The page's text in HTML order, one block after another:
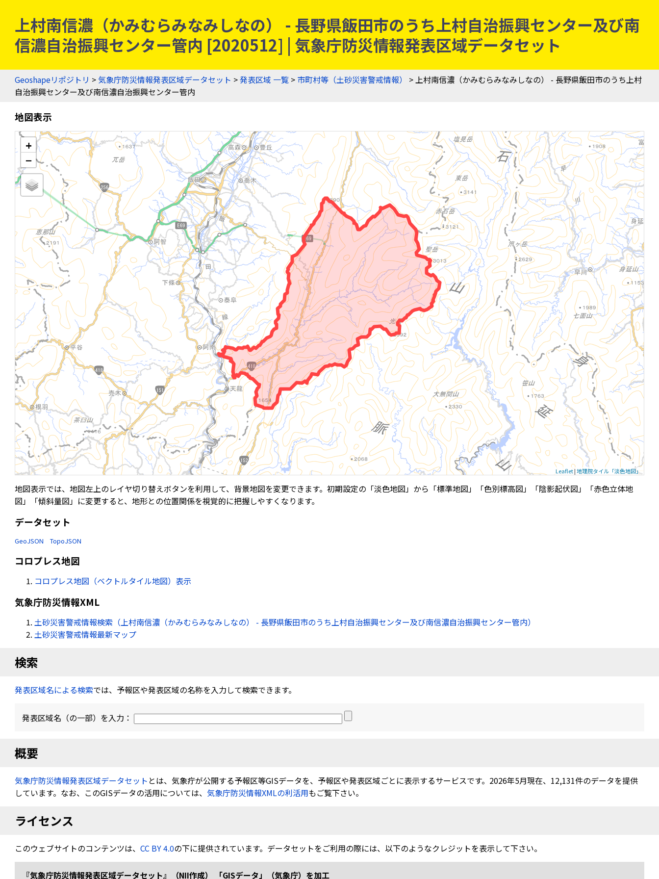
上村南信濃（かみむらみなみしなの） - 長野県飯田市のうち上村自治振興センター及び南
信濃自治振興センター管内 [2020512] | 気象庁防災情報発表区域データセット
Geoshapeリポジトリ >気象庁防災情報発表区域データセット >発表区域 一覧 > 市町村等（土砂災害警戒情報）
> 上村南信濃（かみむらみなみしなの） - 長野県飯田市のうち上村
自治振興センター及び南信濃自治振興センター管内
地図表示
+
−
Leaflet|地理院タイル「淡色地図」
地図表示では、地図左上のレイヤ切り替えボタンを利用して、背景地図を変更できます。初期設定の「淡色地図」から「標準地図」「色別標高図」「陰影起伏図」「赤色立体地
図」「傾斜量図」に変更すると、地形との位置関係を視覚的に把握しやすくなります。
データセット
GeoJSON TopoJSON
コロプレス地図
コロプレス地図（ベクトルタイル地図）表示
気象庁防災情報XML
土砂災害警戒情報検索（上村南信濃（かみむらみなみしなの） - 長野県飯田市のうち上村自治振興センター及び南信濃自治振興センター管内）
土砂災害警戒情報最新マップ
検索
発表区域名による検索では、予報区や発表区域の名称を入力して検索できます。
発表区域名（の一部）を入力：
概要
気象庁防災情報発表区域データセット とは、気象疔が公開する予報区等GISデータを、予報区や発表区域ごとに表示するサービスです。2026年5月現在、12,131件のデータを提供
しています。なお、このGISデータの活用については、 気象庁防災情報XMLの利活用もご覧下さい。
ライセンス
このウェブサイトのコンテンツは、 CC BY 4.0の下に提供されています。データセットをご利用の際には、以下のようなクレジットを表示して下さい。
『気象庁防災情報発表区域データセット』（NII作成） 「GISデータ」（気象庁）を加工